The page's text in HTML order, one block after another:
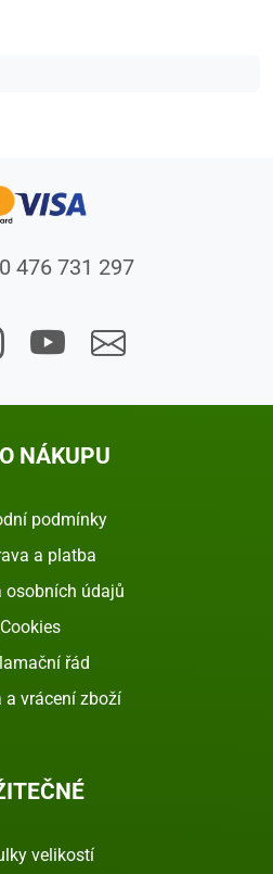
476 731 297
NÁKUPU
podmínky
a platba
osobních údajů
Cookies
řád
a vrácení zboží
velikostí